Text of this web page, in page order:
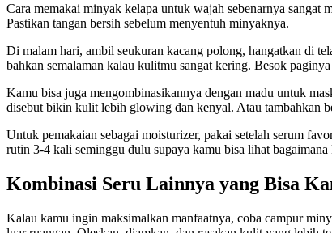
Cara memakai minyak kelapa untuk wajah sebenarnya
Pastikan tangan bersih sebelum menyentuh minyaknya.
Di malam hari, ambil seukuran kacang polong, hangatkan di
bahkan semalaman kalau kulitmu sangat kering. Besok
Kamu bisa juga mengombinasikannya dengan madu untuk
disebut bikin kulit lebih glowing dan kenyal. Atau tambahkan
Untuk pemakaian sebagai moisturizer, pakai setelah serum
rutin 3-4 kali seminggu dulu supaya kamu bisa lihat bagaimana
Kombinasi Seru Lainnya yang Bisa
Kalau kamu ingin maksimalkan manfaatnya, coba campur